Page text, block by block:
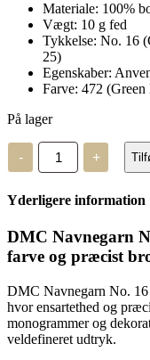
Materiale: 100%
Vægt: 10 g fed
Tykkelse: No. 16
25)
Egenskaber:
Farve: 472
På lager
-
DMC
Navnegarn
No.
-
-
10
g
antal
+
Yderligere information
DMC Navnegarn
farve og præcist
DMC Navnegarn No.
hvor ensartethed og
monogrammer og
veldefineret udtryk.